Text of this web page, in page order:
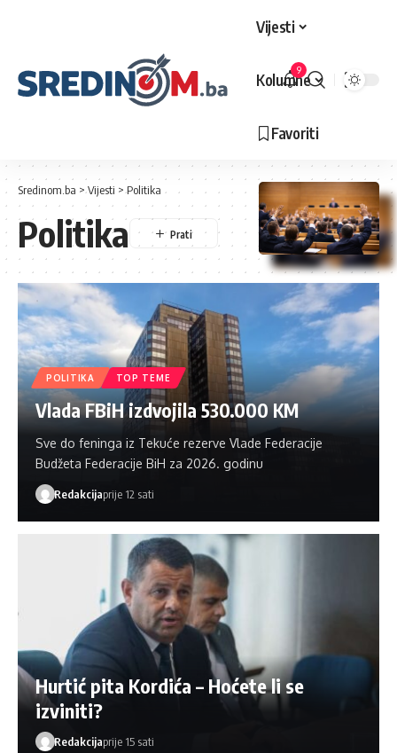
Vijesti
Kolumne
Favoriti
9
Sredinom.ba >Vijesti >Politika
Politika
POLITIKA TOP TEME
Vlada FBiH izdvojila 530.000 KM
Sve do feninga iz Tekuće rezerve Vlade Federacije
Budžeta Federacije BiH za 2026. godinu
Redakcijaprije 12 sati
Hurtić pita Kordića – Hoćete li se
izviniti?
Redakcijaprije 15 sati